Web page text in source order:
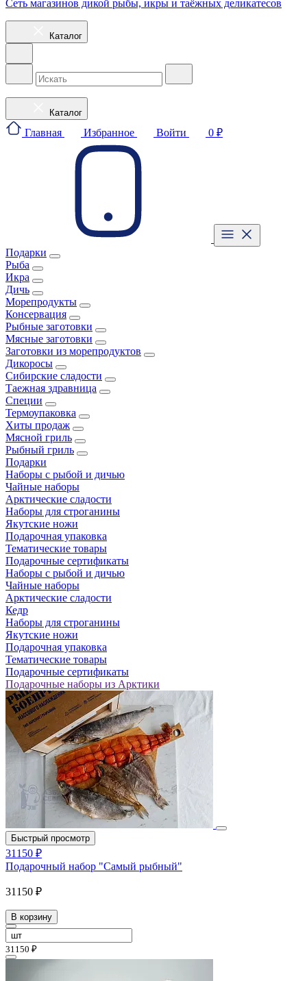
Сеть магазинов дикой рыбы, икры и таёжных деликатесов
Каталог
Каталог
Главная Избранное Войти 0 ₽
Подарки
Рыба
Икра
Дичь
Морепродукты
Консервация
Рыбные заготовки
Мясные заготовки
Заготовки из морепродуктов
Дикоросы
Сибирские сладости
Таежная здравница
Специи
Термоупаковка
Хиты продаж
Мясной гриль
Рыбный гриль
Подарки
Наборы с рыбой и дичью
Чайные наборы
Арктические сладости
Наборы для строганины
Якутские ножи
Подарочная упаковка
Тематические товары
Подарочные сертификаты
Наборы с рыбой и дичью
Чайные наборы
Арктические сладости
Кедр
Наборы для строганины
Якутские ножи
Подарочная упаковка
Тематические товары
Подарочные сертификаты
Подарочные наборы из Арктики
Быстрый просмотр
31150 ₽
Подарочный набор "Самый рыбный"
31150 ₽
В корзину
31150 ₽